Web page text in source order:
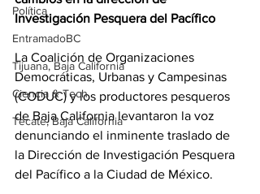
Política
EntramadoBC
Tijuana, Baja California
Ciencia & Tech
Tecate, Baja California
Investigación Pesquera del Pacífico
La Coalición de Organizaciones
Democráticas, Urbanas y Campesinas
(CODUC) y los productores pesqueros
de Baja California levantaron la voz
denunciando el inminente traslado de
la Dirección de Investigación Pesquera
del Pacífico a la Ciudad de México.